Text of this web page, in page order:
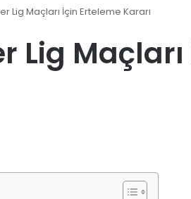
Lig Maçları İçin Erteleme Kararı
Lig